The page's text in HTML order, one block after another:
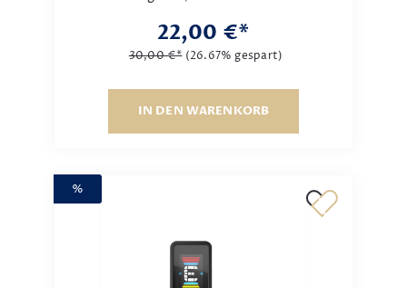
22,00 €*
30,00 €* (26.67% gespart)
IN DEN WARENKORB
%